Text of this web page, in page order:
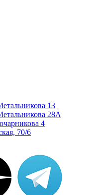
13
28А
4
70/6